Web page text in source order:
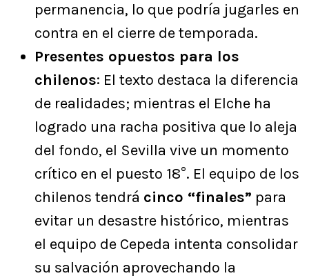
permanencia, lo que podría jugarles en
contra en el cierre de temporada.
Presentes opuestos para los
chilenos: El texto destaca la diferencia
de realidades; mientras el Elche ha
logrado una racha positiva que lo aleja
del fondo, el Sevilla vive un momento
crítico en el puesto 18°. El equipo de los
chilenos tendrá cinco “finales” para
evitar un desastre histórico, mientras
el equipo de Cepeda intenta consolidar
su salvación aprovechando la